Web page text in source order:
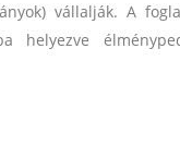
vállalják. A
helyezve